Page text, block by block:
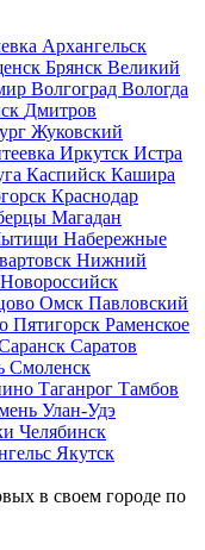
Архангельск
Брянск Великий
Волгоград Вологда
Дмитров
Жуковский
Иркутск Истра
Каспийск Кашира
Краснодар
Магадан
Набережные
Нижний
Новороссийск
Омск Павловский
Пятигорск Раменское
Саратов
Смоленск
Таганрог Тамбов
Улан-Удэ
Челябинск
Якутск
в своем городе по